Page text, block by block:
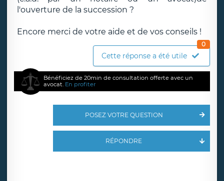
l'ouverture de la succession ?
Encore merci de votre aide et de vos conseils !
Cette réponse a été utile
0
Bénéficiez de 20min de consultation offerte avec un
avocat. En profiter
POSEZ VOTRE QUESTION
RÉPONDRE